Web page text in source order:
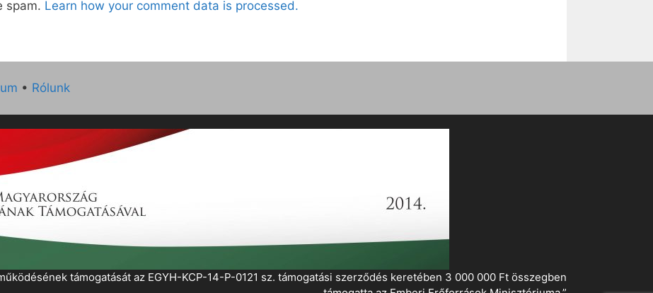
spam. Learn how your comment data is processed.
• Rólunk
támogatását az EGYH-KCP-14-P-0121 sz. támogatási szerződés keretében 3 000 000 Ft összegben